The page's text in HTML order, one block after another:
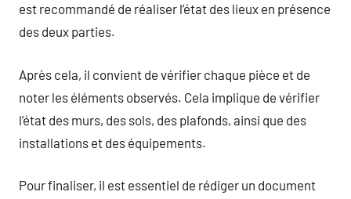
est recommandé de réaliser l’état des lieux en présence
des deux parties.
Après cela, il convient de vérifier chaque pièce et de
noter les éléments observés. Cela implique de vérifier
l’état des murs, des sols, des plafonds, ainsi que des
installations et des équipements.
Pour finaliser, il est essentiel de rédiger un document